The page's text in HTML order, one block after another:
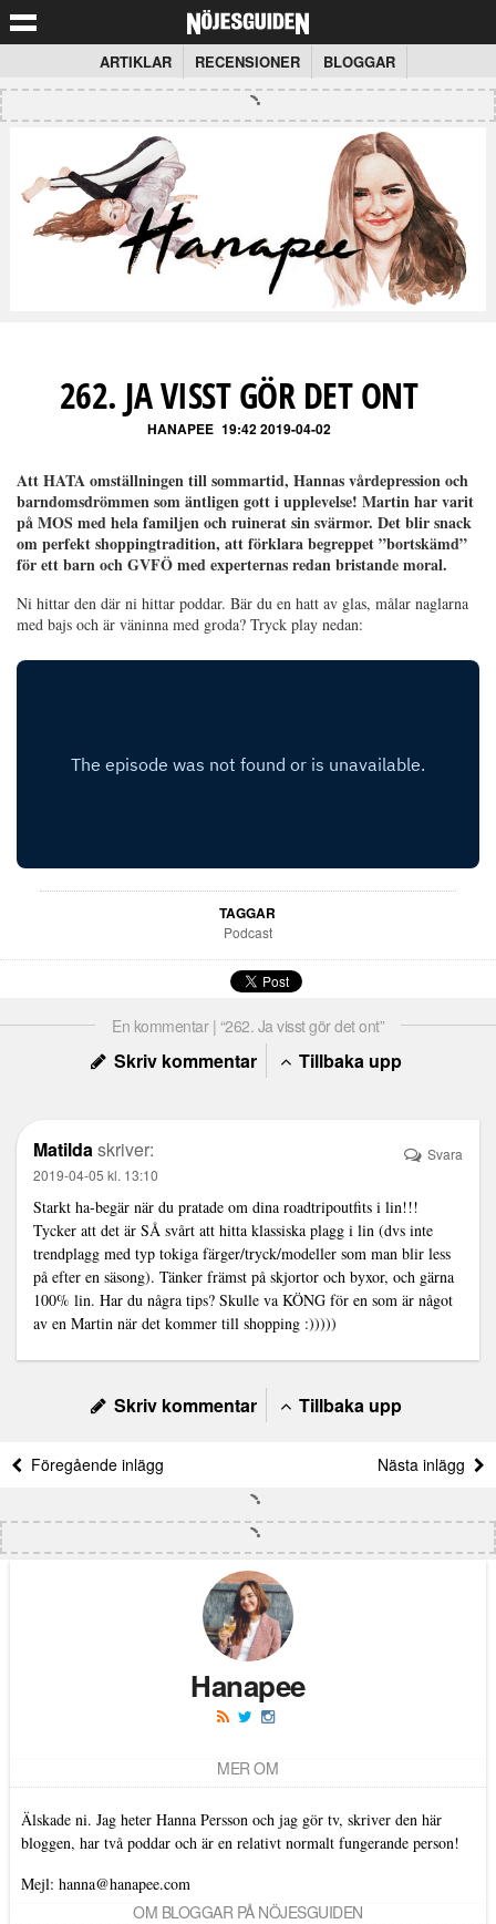
ARTIKLAR RECENSIONER BLOGGAR
262. JA VISST GÖR DET ONT
HANAPEE 19:42 2019-04-02
Att HATA omställningen till sommartid, Hannas vårdepression och
barndomsdrömmen som äntligen gott i upplevelse! Martin har varit
på MOS med hela familjen och ruinerat sin svärmor. Det blir snack
om perfekt shoppingtradition, att förklara begreppet ”bortskämd”
för ett barn och GVFÖ med experternas redan bristande moral.
Ni hittar den där ni hittar poddar. Bär du en hatt av glas, målar naglarna
med bajs och är väninna med groda? Tryck play nedan:
TAGGAR
Podcast
En kommentar | “262. Ja visst gör det ont”
Skriv kommentar Tillbaka upp
Matildaskriver:
2019-04-05 kl. 13:10
Starkt ha-begär när du pratade om dina roadtripoutfits i lin!!!
Tycker att det är SÅ svårt att hitta klassiska plagg i lin (dvs inte
trendplagg med typ tokiga färger/tryck/modeller som man blir less
på efter en säsong). Tänker främst på skjortor och byxor, och gärna
100% lin. Har du några tips? Skulle va KÖNG för en som är något
av en Martin när det kommer till shopping :)))))
Svara
Skriv kommentar Tillbaka upp
Föregående inlägg Nästa inlägg
Hanapee
MER OM
Älskade ni. Jag heter Hanna Persson och jag gör tv, skriver den här
bloggen, har två poddar och är en relativt normalt fungerande person!
Mejl: hanna@hanapee.com
OM BLOGGAR PÅ NÖJESGUIDEN